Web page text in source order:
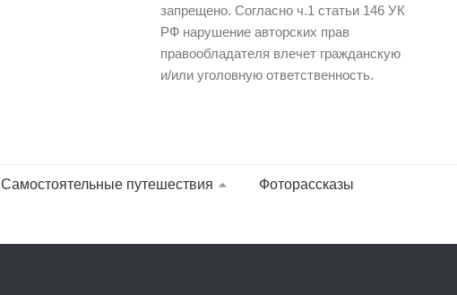
запрещено. Согласно ч.1 статьи 146 УК
РФ нарушение авторских прав
правообладателя влечет гражданскую
и/или уголовную ответственность.
Самостоятельные путешествия Фоторассказы